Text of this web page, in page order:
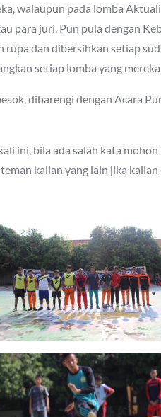
walaupun pada lomba
para juri. Pun pula dengan
rupa dan dibersihkan setiap
setiap lomba yang
dibarengi dengan Acara
ini, bila ada salah kata
kalian yang lain jika